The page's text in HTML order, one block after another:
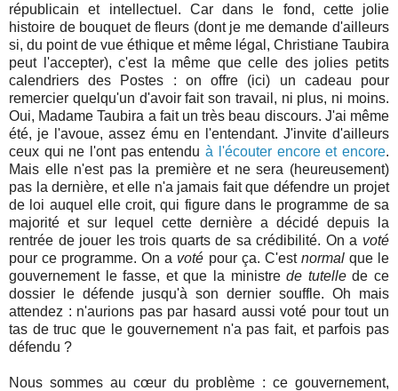
républicain et intellectuel. Car dans le fond, cette jolie
histoire de bouquet de fleurs (dont je me demande d'ailleurs
si, du point de vue éthique et même légal, Christiane Taubira
peut l'accepter), c'est la même que celle des jolies petits
calendriers des Postes : on offre (ici) un cadeau pour
remercier quelqu'un d'avoir fait son travail, ni plus, ni moins.
Oui, Madame Taubira a fait un très beau discours. J'ai même
été, je l'avoue, assez ému en l'entendant. J'invite d'ailleurs
ceux qui ne l'ont pas entenduà l'écouter encore et encore.
Mais elle n'est pas la première et ne sera (heureusement)
pas la dernière, et elle n'a jamais fait que défendre un projet
de loi auquel elle croit, qui figure dans le programme de sa
majorité et sur lequel cette dernière a décidé depuis la
rentrée de jouer les trois quarts de sa crédibilité. On a voté
pour ce programme. On a voté pour ça. C'est normalque le
gouvernement le fasse, et que la ministrede tutellede ce
dossier le défende jusqu'à son dernier souffle. Oh mais
attendez : n'aurions pas par hasard aussi voté pour tout un
tas de truc que le gouvernement n'a pas fait, et parfois pas
défendu ?
Nous sommes au cœur du problème : ce gouvernement,